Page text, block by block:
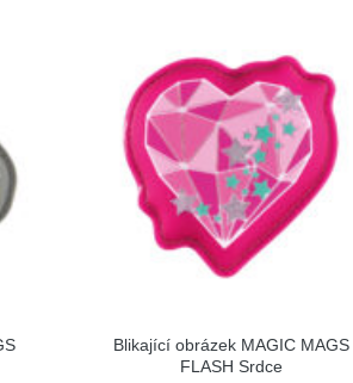
Blikající obrázek MAGIC MAGS
FLASH Srdce